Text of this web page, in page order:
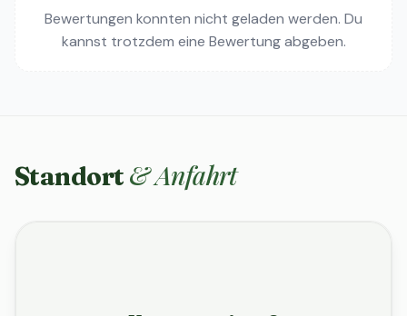
Bewertungen konnten nicht geladen werden. Du
kannst trotzdem eine Bewertung abgeben.
Standort & Anfahrt